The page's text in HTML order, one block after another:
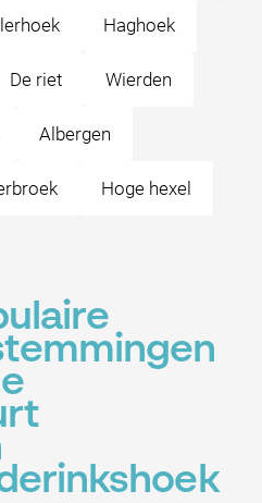
Haghoek
De riet Wierden
Albergen
Hoge hexel